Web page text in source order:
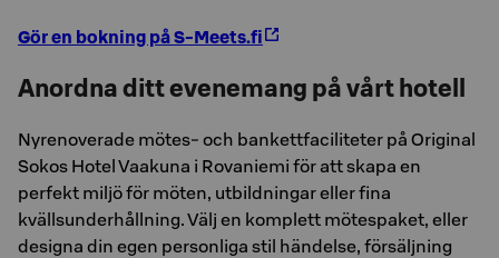
Gör en bokning på S-Meets.fi
Anordna ditt evenemang på vårt hotell
Nyrenoverade mötes- och bankettfaciliteter på Original
Sokos Hotel Vaakuna i Rovaniemi för att skapa en
perfekt miljö för möten, utbildningar eller fina
kvällsunderhållning. Välj en komplett mötespaket, eller
designa din egen personliga stil händelse, försäljning